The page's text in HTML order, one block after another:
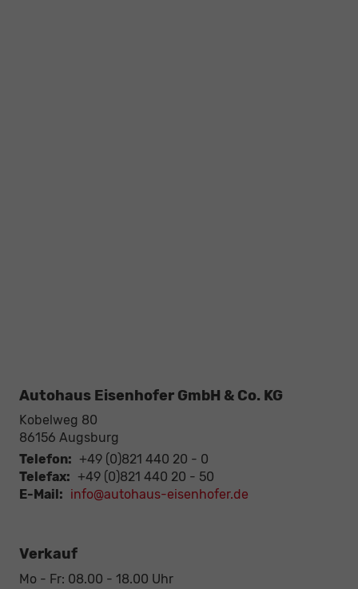
Autohaus Eisenhofer GmbH & Co. KG
Kobelweg 80
86156 Augsburg
Telefon: +49 (0)821 440 20 - 0
Telefax: +49 (0)821 440 20 - 50
E-Mail: info@autohaus-eisenhofer.de
Verkauf
Mo - Fr: 08.00 - 18.00 Uhr